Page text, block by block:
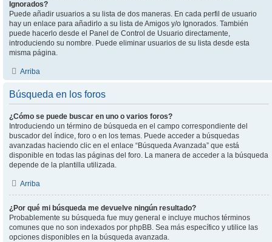
Ignorados?
Puede añadir usuarios a su lista de dos maneras. En cada perfil de usuario
hay un enlace para añadirlo a su lista de Amigos y/o Ignorados. También
puede hacerlo desde el Panel de Control de Usuario directamente,
introduciendo su nombre. Puede eliminar usuarios de su lista desde esta
misma página.
Arriba
Búsqueda en los foros
¿Cómo se puede buscar en uno o varios foros?
Introduciendo un término de búsqueda en el campo correspondiente del
buscador del índice, foro o en los temas. Puede acceder a búsquedas
avanzadas haciendo clic en el enlace “Búsqueda Avanzada” que está
disponible en todas las páginas del foro. La manera de acceder a la búsqueda
depende de la plantilla utilizada.
Arriba
¿Por qué mi búsqueda me devuelve ningún resultado?
Probablemente su búsqueda fue muy general e incluye muchos términos
comunes que no son indexados por phpBB. Sea más específico y utilice las
opciones disponibles en la búsqueda avanzada.